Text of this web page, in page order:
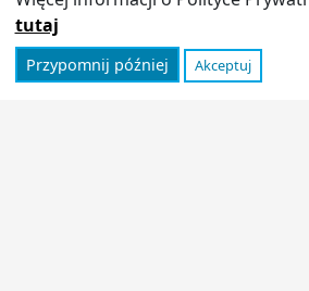
Informator
tutaj
Przypomnij później Akceptuj